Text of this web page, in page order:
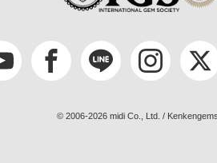
© 2006-2026 midi Co., Ltd. /